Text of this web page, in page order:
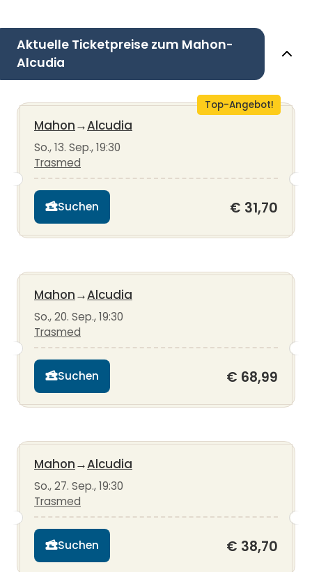
Aktuelle Ticketpreise zum Mahon-
Alcudia
Top-Angebot!
Mahon→Alcudia
So., 13. Sep., 19:30
Trasmed
Suchen € 31,70
Mahon→Alcudia
So., 20. Sep., 19:30
Trasmed
Suchen € 68,99
Mahon→Alcudia
So., 27. Sep., 19:30
Trasmed
Suchen € 38,70